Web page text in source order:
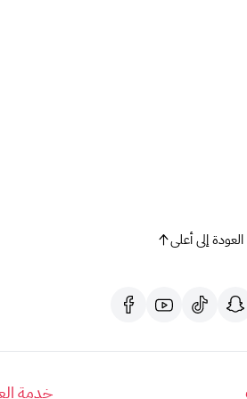
العودة إلى أعلى
خدمة